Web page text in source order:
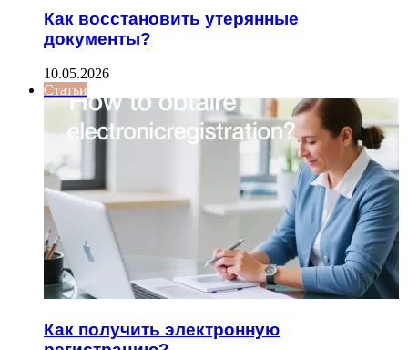
Как восстановить утерянные
документы?
10.05.2026
Статьи
Как получить электронную